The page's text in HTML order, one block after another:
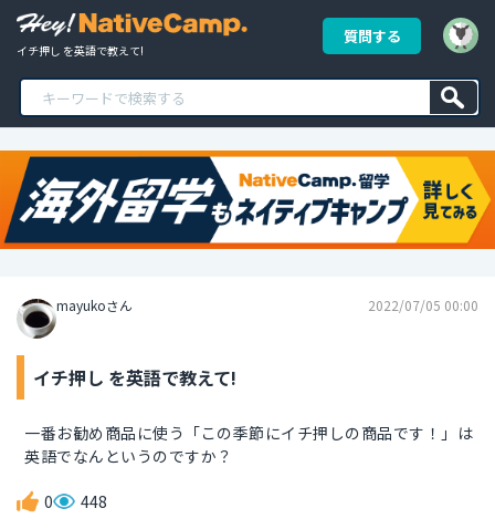
イチ押し を英語で教えて!
質問する
mayukoさん 2022/07/05 00:00
イチ押し を英語で教えて!
一番お勧め商品に使う「この季節にイチ押しの商品です！」は
英語でなんというのですか？
0 448